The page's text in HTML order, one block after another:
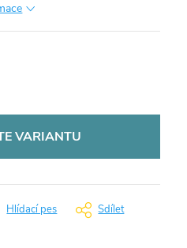
VARIANTU
Hlídací pes Sdílet